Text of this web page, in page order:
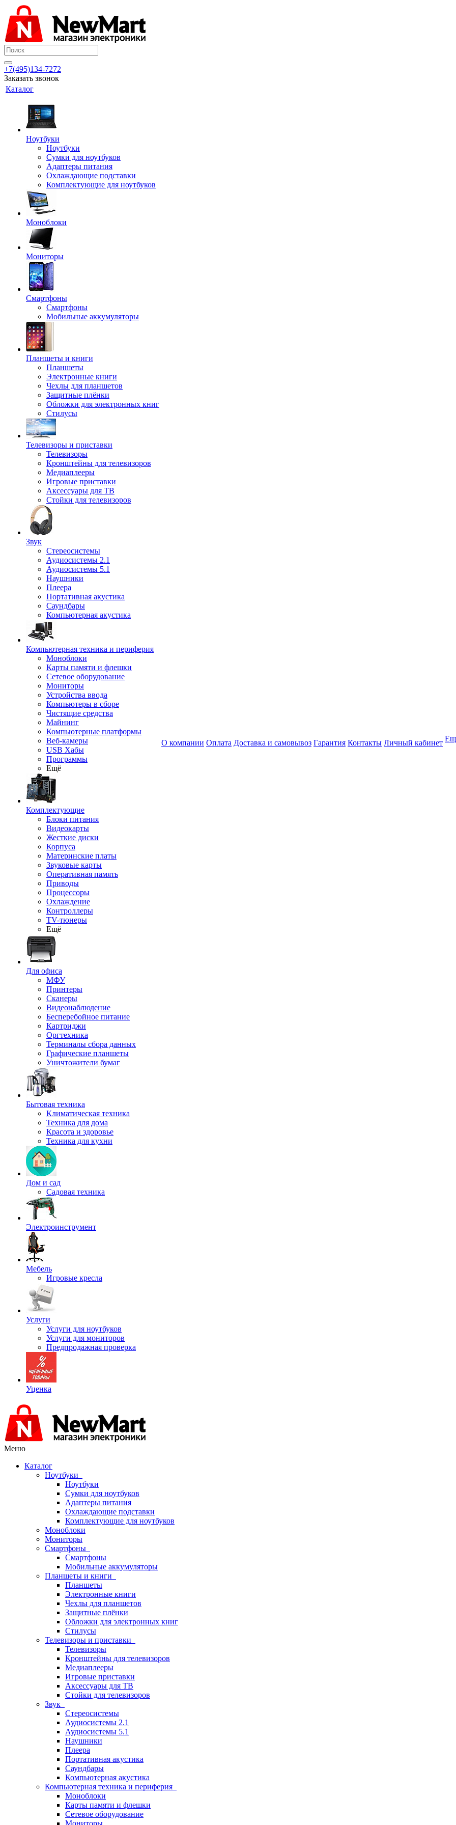
+7(495)134-7272
Заказать звонок
Каталог
Ноутбуки
Ноутбуки
Сумки для ноутбуков
Адаптеры питания
Охлаждающие подставки
Комплектующие для ноутбуков
Моноблоки
Мониторы
Смартфоны
Смартфоны
Мобильные аккумуляторы
Планшеты и книги
Планшеты
Электронные книги
Чехлы для планшетов
Защитные плёнки
Обложки для электронных книг
Стилусы
Телевизоры и приставки
Телевизоры
Кронштейны для телевизоров
Медиаплееры
Игровые приставки
Аксессуары для ТВ
Стойки для телевизоров
Звук
Стереосистемы
Аудиосистемы 2.1
Аудиосистемы 5.1
Наушники
Плеера
Портативная акустика
Саундбары
Компьютерная акустика
Компьютерная техника и периферия
Моноблоки
Карты памяти и флешки
Сетевое оборудование
Мониторы
Устройства ввода
Компьютеры в сборе
Чистящие средства
Майнинг
Компьютерные платформы
Веб-камеры
USB Хабы
Программы
Ещё
Комплектующие
Блоки питания
Видеокарты
Жесткие диски
Корпуса
Материнские платы
Звуковые карты
Оперативная память
Приводы
Процессоры
Охлаждение
Контроллеры
TV-тюнеры
Ещё
Для офиса
МФУ
Принтеры
Сканеры
Видеонаблюдение
Бесперебойное питание
Картриджи
Оргтехника
Терминалы сбора данных
Графические планшеты
Уничтожители бумаг
Бытовая техника
Климатическая техника
Техника для дома
Красота и здоровье
Техника для кухни
Дом и сад
Садовая техника
Электроинструмент
Мебель
Игровые кресла
Услуги
Услуги для ноутбуков
Услуги для мониторов
Предпродажная проверка
Уценка
О компании Оплата Доставка и самовывоз Гарантия Контакты Личный кабинет
Меню
Каталог
Ноутбуки
Ноутбуки
Сумки для ноутбуков
Адаптеры питания
Охлаждающие подставки
Комплектующие для ноутбуков
Моноблоки
Мониторы
Смартфоны
Смартфоны
Мобильные аккумуляторы
Планшеты и книги
Планшеты
Электронные книги
Чехлы для планшетов
Защитные плёнки
Обложки для электронных книг
Стилусы
Телевизоры и приставки
Телевизоры
Кронштейны для телевизоров
Медиаплееры
Игровые приставки
Аксессуары для ТВ
Стойки для телевизоров
Звук
Стереосистемы
Аудиосистемы 2.1
Аудиосистемы 5.1
Наушники
Плеера
Портативная акустика
Саундбары
Компьютерная акустика
Компьютерная техника и периферия
Моноблоки
Карты памяти и флешки
Сетевое оборудование
Мониторы